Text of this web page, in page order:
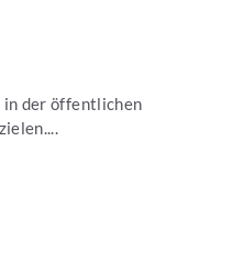
in der öffentlichen